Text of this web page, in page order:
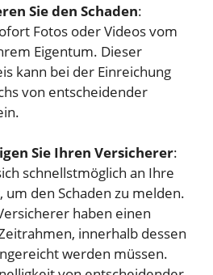
Sie den Schaden:
Fotos oder Videos vom
Eigentum. Dieser
kann bei der Einreichung
von entscheidender
Sie Ihren Versicherer:
schnellstmöglich an Ihre
um den Schaden zu melden.
haben einen
innerhalb dessen
werden müssen.